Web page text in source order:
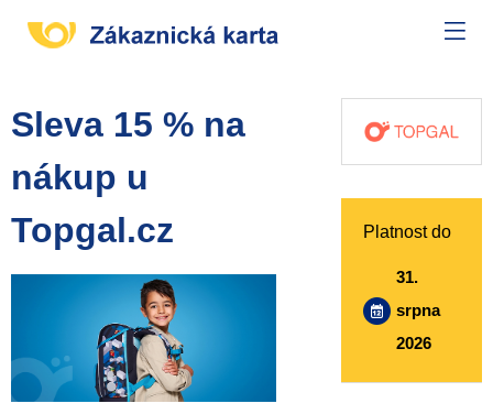
Sleva 15 % na
nákup u
Topgal.cz
Platnost do
31.
srpna
2026